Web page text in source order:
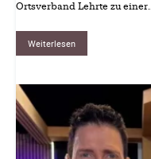
Ortsverband Lehrte zu einer...
Weiterlesen